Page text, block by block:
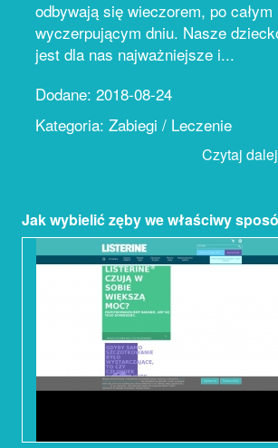
odbywają się wieczorem, po całym
wyczerpującym dniu. Nasze
jest dla nas najważniejsze i...
Dodane: 2018-08-24
Kategoria: Zabiegi / Leczenie
Czytaj
Jak wybielić zęby we właściwy